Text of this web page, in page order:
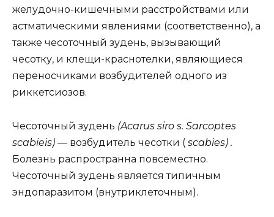
желудочно-кишечными расстройствами или
астматическими явлениями (соответственно), а
также чесоточный зудень, вызывающий
чесотку, и клещи-краснотелки, являющиеся
переносчиками возбудителей одного из
риккетсиозов.
Чесоточный зудень (Acarus siro s. Sarcoptes
scabieis) — возбудитель чесотки ( scabies) .
Болезнь распространна повсеместно.
Чесоточный зудень является типичным
эндопаразитом (внутриклеточным).